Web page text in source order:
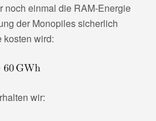
noch einmal die RAM-Energie
der Monopiles sicherlich
kosten wird:
wir: